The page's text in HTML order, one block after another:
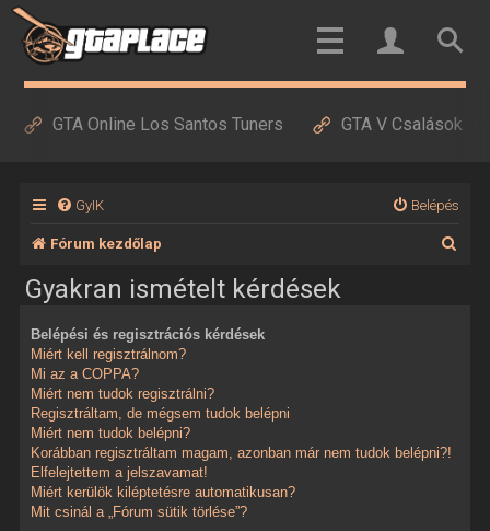
GTA Online Los Santos Tuners GTA V Csalások
GyIK Belépés
Fórum kezdőlap
Gyakran ismételt kérdések
Belépési és regisztrációs kérdések
Miért kell regisztrálnom?
Mi az a COPPA?
Miért nem tudok regisztrálni?
Regisztráltam, de mégsem tudok belépni
Miért nem tudok belépni?
Korábban regisztráltam magam, azonban már nem tudok belépni?!
Elfelejtettem a jelszavamat!
Miért kerülök kiléptetésre automatikusan?
Mit csinál a „Fórum sütik törlése”?